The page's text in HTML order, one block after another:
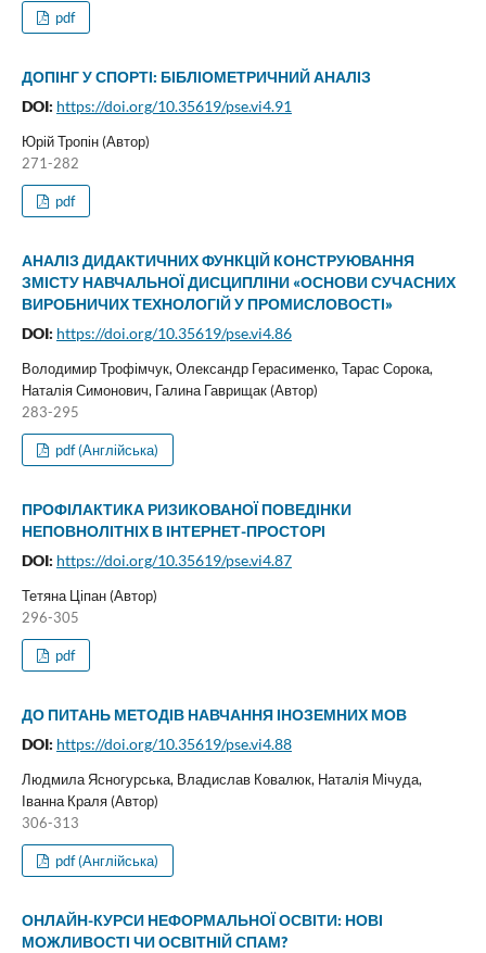
pdf
ДОПІНГ У СПОРТІ: БІБЛІОМЕТРИЧНИЙ АНАЛІЗ
DOI: https://doi.org/10.35619/pse.vi4.91
Юрій Тропін (Автор)
271-282
pdf
АНАЛІЗ ДИДАКТИЧНИХ ФУНКЦІЙ КОНСТРУЮВАННЯ
ЗМІСТУ НАВЧАЛЬНОЇ ДИСЦИПЛІНИ «ОСНОВИ СУЧАСНИХ
ВИРОБНИЧИХ ТЕХНОЛОГІЙ У ПРОМИСЛОВОСТІ»
DOI: https://doi.org/10.35619/pse.vi4.86
Володимир Трофімчук, Олександр Герасименко, Тарас Сорока,
Наталія Симонович, Галина Гаврищак (Автор)
283-295
pdf (Англійська)
ПРОФІЛАКТИКА РИЗИКОВАНОЇ ПОВЕДІНКИ
НЕПОВНОЛІТНІХ В ІНТЕРНЕТ-ПРОСТОРІ
DOI: https://doi.org/10.35619/pse.vi4.87
Тетяна Ціпан (Автор)
296-305
pdf
ДО ПИТАНЬ МЕТОДІВ НАВЧАННЯ ІНОЗЕМНИХ МОВ
DOI: https://doi.org/10.35619/pse.vi4.88
Людмила Ясногурська, Владислав Ковалюк, Наталія Мічуда,
Іванна Краля (Автор)
306-313
pdf (Англійська)
ОНЛАЙН-КУРСИ НЕФОРМАЛЬНОЇ ОСВІТИ: НОВІ
МОЖЛИВОСТІ ЧИ ОСВІТНІЙ СПАМ?